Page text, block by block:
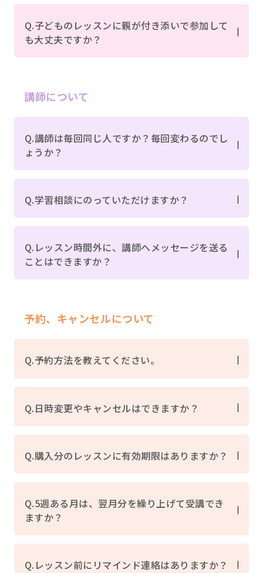
Q.子どものレッスンに親が付き添いで参加して
も大丈夫ですか？
講師について
Q.講師は毎回同じ人ですか？毎回変わるのでし
ょうか？
Q.学習相談にのっていただけますか？
Q.レッスン時間外に、講師へメッセージを送る
ことはできますか？
予約、キャンセルについて
Q.予約方法を教えてください。
Q.日時変更やキャンセルはできますか？
Q.購入分のレッスンに有効期限はありますか？
Q.5週ある月は、翌月分を繰り上げて受講でき
ますか？
Q.レッスン前にリマインド連絡はありますか？